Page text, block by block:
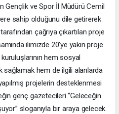
Gençlik ve Spor İl Müdürü Cemil
sahip olduğunu dile getirerek
çağrıya çıkartılan proje
ilimizde 20’ye yakın proje
hem sosyal
sağlamak hem de ilgili alanlarda
projelerin desteklenmesi
genç gazetecileri “Geleceğin
sloganıyla bir araya gelecek.